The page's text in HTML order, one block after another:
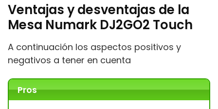
Ventajas y desventajas de la
Mesa Numark DJ2GO2 Touch
A continuación los aspectos positivos y
negativos a tener en cuenta
Pros